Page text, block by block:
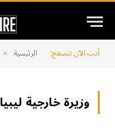
أنت الآن تتصفح: الرئيسية »
وزيرة خارجية ليبيا